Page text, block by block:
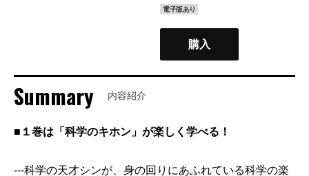
電子版あり
購入
Summary 内容紹介
■１巻は「科学のキホン」が楽しく学べる！
---科学の天才シンが、身の回りにあふれている科学の楽